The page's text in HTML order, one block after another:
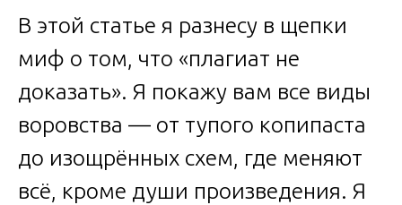
В этой статье я разнесу в щепки
миф о том, что «плагиат не
доказать». Я покажу вам все виды
воровства — от тупого копипаста
до изощрённых схем, где меняют
всё, кроме души произведения. Я